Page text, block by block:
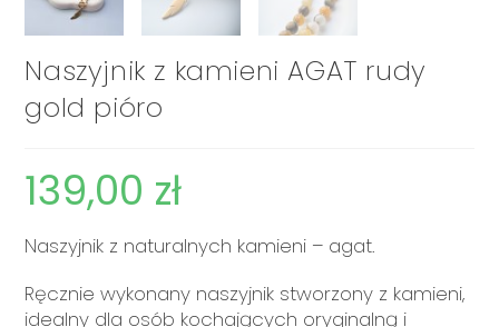
Naszyjnik z kamieni AGAT rudy
gold pióro
139,00 zł
Naszyjnik z naturalnych kamieni – agat.
Ręcznie wykonany naszyjnik stworzony z kamieni,
idealny dla osób kochających oryginalną i